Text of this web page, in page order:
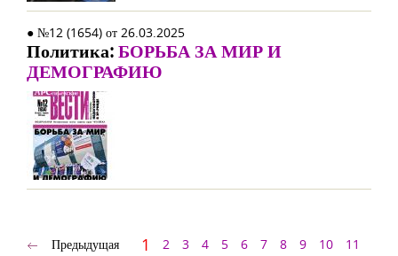
● №12 (1654) от 26.03.2025
Политика:БОРЬБА ЗА МИР И
ДЕМОГРАФИЮ
Предыдущая 1 2 3 4 5 6 7 8 9 10
11